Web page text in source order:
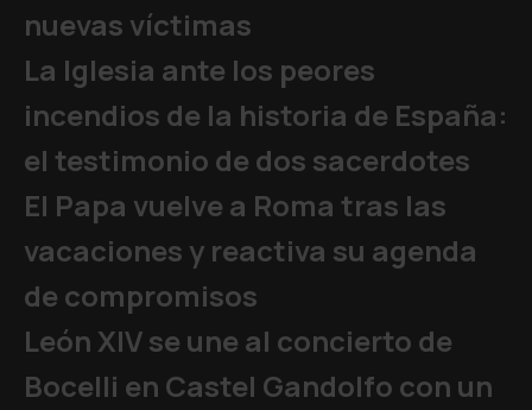
nuevas víctimas
La Iglesia ante los peores
incendios de la historia de España:
el testimonio de dos sacerdotes
El Papa vuelve a Roma tras las
vacaciones y reactiva su agenda
de compromisos
León XIV se une al concierto de
Bocelli en Castel Gandolfo con un